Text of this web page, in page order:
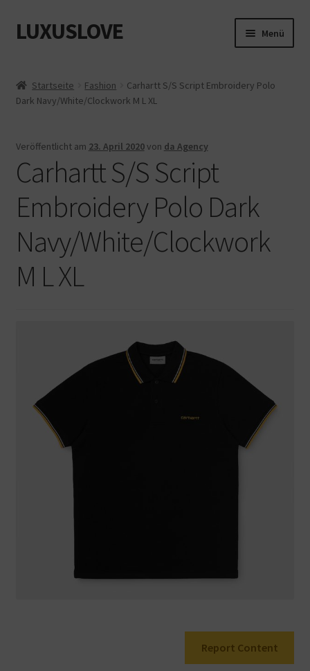
Zur
Navigation
Zum
Inhalt
LUXUSLOVE Menü
Cookie-Richtlinie (EU)
Datenschutz
Impressum
Kasse
Mein Konto
Shop
Startseite Fashion
Carhartt S/S Script Embroidery Polo
Dark Navy/White/Clockwork M L XL
Veröffentlicht am 23. April 2020von da Agency
Carhartt S/S Script
Embroidery Polo Dark
Navy/White/Clockwork
M L XL
Report Content